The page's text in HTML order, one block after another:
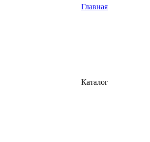
Главная
Каталог